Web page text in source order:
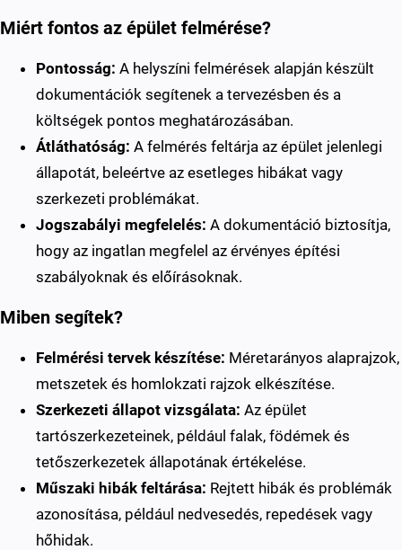
Miért fontos az épület felmérése?
Pontosság: A helyszíni felmérések alapján készült
dokumentációk segítenek a tervezésben és a
költségek pontos meghatározásában.
Átláthatóság: A felmérés feltárja az épület jelenlegi
állapotát, beleértve az esetleges hibákat vagy
szerkezeti problémákat.
Jogszabályi megfelelés: A dokumentáció biztosítja,
hogy az ingatlan megfelel az érvényes építési
szabályoknak és előírásoknak.
Miben segítek?
Felmérési tervek készítése: Méretarányos alaprajzok,
metszetek és homlokzati rajzok elkészítése.
Szerkezeti állapot vizsgálata: Az épület
tartószerkezeteinek, például falak, födémek és
tetőszerkezetek állapotának értékelése.
Műszaki hibák feltárása: Rejtett hibák és problémák
azonosítása, például nedvesedés, repedések vagy
hőhidak.